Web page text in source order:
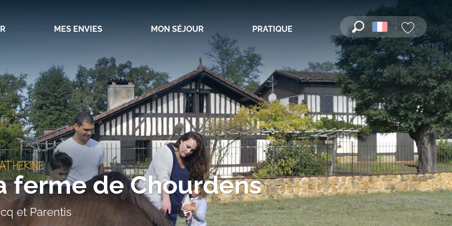
Voir les
Recherche
MES ENVIES MON SÉJOUR PRATIQUE
ferme de Chourdens
et Parentis